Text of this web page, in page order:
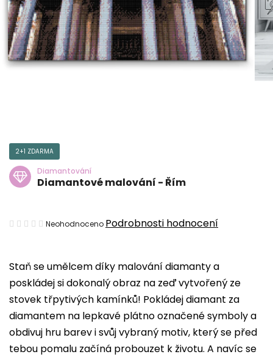
Staň se umělcem díky malování diamanty a
poskládej si dokonalý obraz na zeď vytvořený ze
stovek třpytivých kamínků! Pokládej diamant za
diamantem na lepkavé plátno označené symboly a
obdivuj hru barev i svůj vybraný motiv, který se před
tebou pomalu začíná probouzet k životu. A navíc se
2+1 ZDARMA
Diamantování
Diamantové malování - Řím
Průměrné
je
0,0
z
5
hvězdiček.
Neohodnoceno Podrobnosti hodnocení